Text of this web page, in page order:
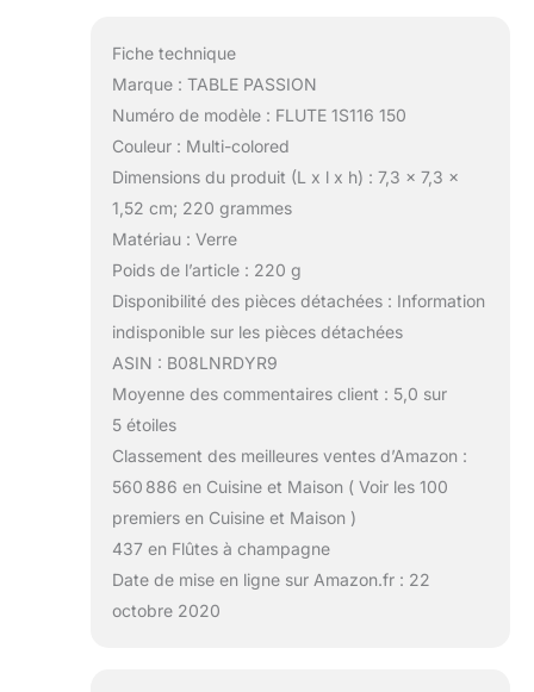
Fiche technique
Marque : TABLE PASSION
Numéro de modèle : FLUTE 1S116 150
Couleur : Multi-colored
Dimensions du produit (L x l x h) : 7,3 x 7,3 x
1,52 cm; 220 grammes
Matériau : Verre
Poids de l’article : 220 g
Disponibilité des pièces détachées : Information
indisponible sur les pièces détachées
ASIN : B08LNRDYR9
Moyenne des commentaires client : 5,0 sur
5 étoiles
Classement des meilleures ventes d’Amazon :
560 886 en Cuisine et Maison ( Voir les 100
premiers en Cuisine et Maison )
437 en Flûtes à champagne
Date de mise en ligne sur Amazon.fr : 22
octobre 2020